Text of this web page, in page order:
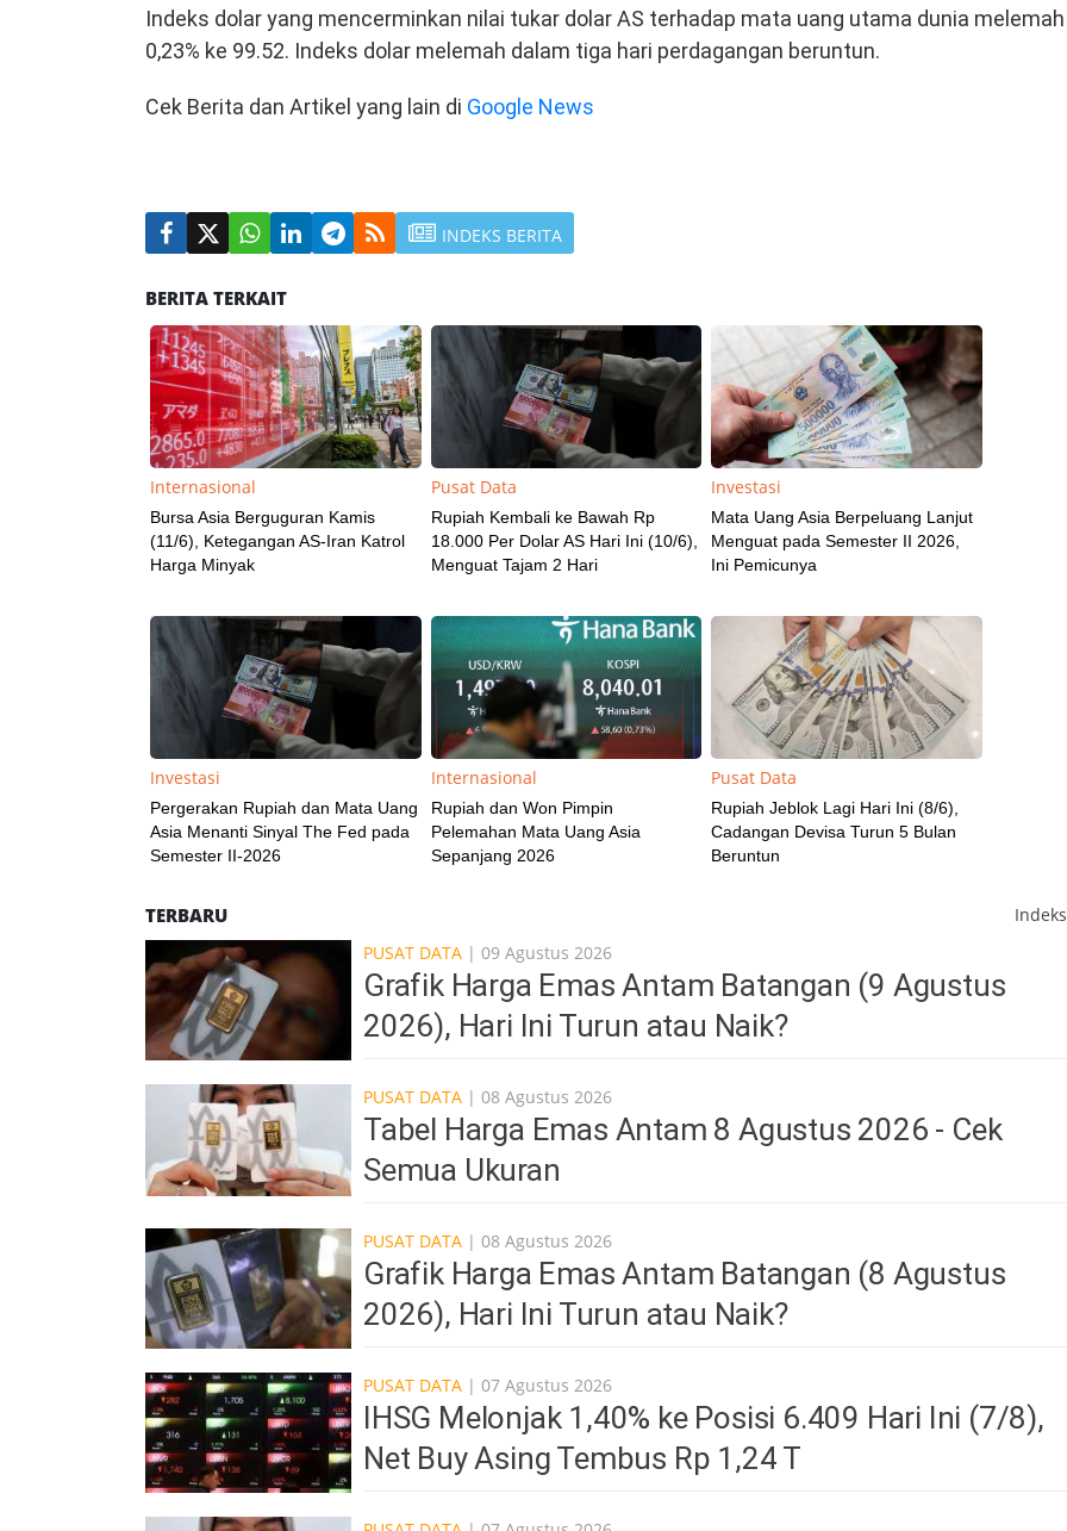
Indeks dolar yang mencerminkan nilai tukar dolar AS terhadap mata uang utama dunia melemah
0,23% ke 99.52. Indeks dolar melemah dalam tiga hari perdagangan beruntun.
Cek Berita dan Artikel yang lain di Google News
INDEKS BERITA
BERITA TERKAIT
Internasional
Bursa Asia Berguguran Kamis
(11/6), Ketegangan AS-Iran Katrol
Harga Minyak
Pusat Data
Rupiah Kembali ke Bawah Rp
18.000 Per Dolar AS Hari Ini (10/6),
Menguat Tajam 2 Hari
Investasi
Mata Uang Asia Berpeluang Lanjut
Menguat pada Semester II 2026,
Ini Pemicunya
Investasi
Pergerakan Rupiah dan Mata Uang
Asia Menanti Sinyal The Fed pada
Semester II-2026
Internasional
Rupiah dan Won Pimpin
Pelemahan Mata Uang Asia
Sepanjang 2026
Pusat Data
Rupiah Jeblok Lagi Hari Ini (8/6),
Cadangan Devisa Turun 5 Bulan
Beruntun
TERBARU Indeks
PUSAT DATA | 09 Agustus 2026
Grafik Harga Emas Antam Batangan (9 Agustus
2026), Hari Ini Turun atau Naik?
PUSAT DATA | 08 Agustus 2026
Tabel Harga Emas Antam 8 Agustus 2026 - Cek
Semua Ukuran
PUSAT DATA | 08 Agustus 2026
Grafik Harga Emas Antam Batangan (8 Agustus
2026), Hari Ini Turun atau Naik?
PUSAT DATA | 07 Agustus 2026
IHSG Melonjak 1,40% ke Posisi 6.409 Hari Ini (7/8),
Net Buy Asing Tembus Rp 1,24 T